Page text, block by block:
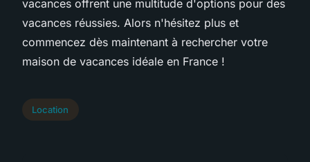
vacances offrent une multitude d'options pour des
vacances réussies. Alors n'hésitez plus et
commencez dès maintenant à rechercher votre
maison de vacances idéale en France !
Location